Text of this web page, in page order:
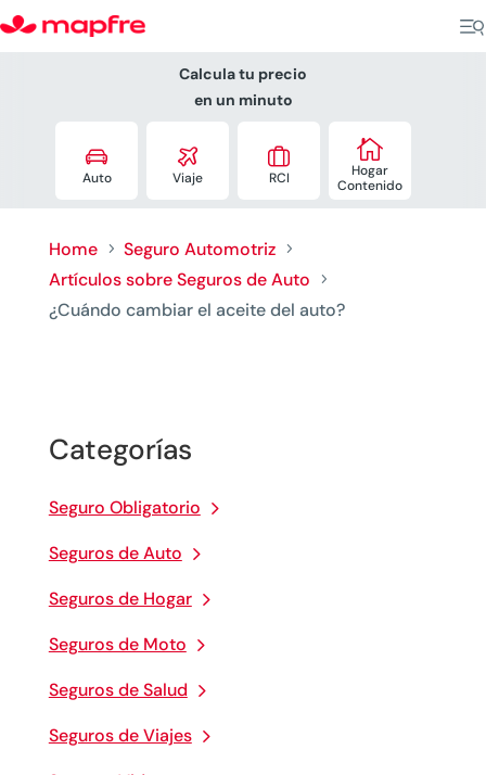
Calcula tu precio
en un minuto

Auto

Viaje

RCI

Hogar
Contenido
Home 5 Seguro Automotriz 5
Artículos sobre Seguros de Auto 5
¿Cuándo cambiar el aceite del auto?
Categorías
Seguro Obligatorio
Seguros de Auto
Seguros de Hogar
Seguros de Moto
Seguros de Salud
Seguros de Viajes